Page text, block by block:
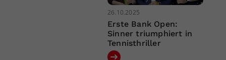
26.10.2025
Erste Bank Open:
Sinner triumphiert in
Tennisthriller